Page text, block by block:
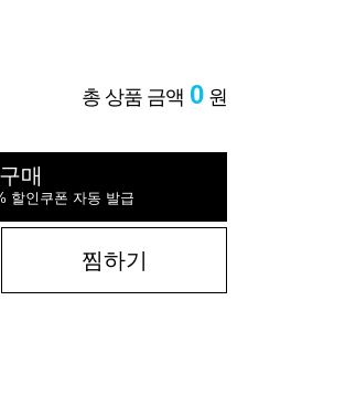
총 상품 금액 0 원
매
할인쿠폰 자동 발급
찜하기